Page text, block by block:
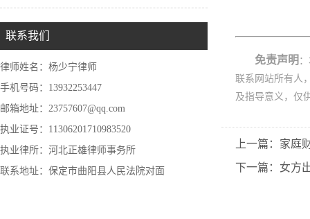
联系我们
律师姓名：杨少宁律师
手机号码：13932253447
邮箱地址：23757607@qq.com
执业证号：11306201710983520
执业律所：河北正雄律师事务所
联系地址：保定市曲阳县人民法院对面
免责声明
联系网站所有人
及指导意义，仅
上一篇：家庭
下一篇：女方